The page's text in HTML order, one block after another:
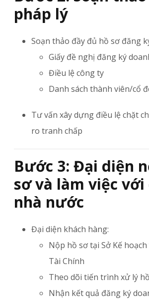
pháp lý
Soạn thảo đầy đủ hồ sơ đăng
Giấy đề nghị đăng ký
Điều lệ công ty
Danh sách thành viên/cổ
Tư vấn xây dựng điều lệ chặt
ro tranh chấp
Bước 3: Đại diện
sơ và làm việc với
nhà nước
Đại diện khách hàng:
Nộp hồ sơ tại Sở Kế
Tài Chính
Theo dõi tiến trình xử lý
Nhận kết quả đăng ký